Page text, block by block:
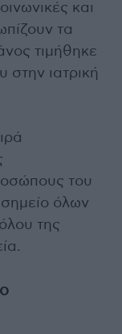
και
τα
τιμήθηκε
στην ιατρική
του
όλων
της